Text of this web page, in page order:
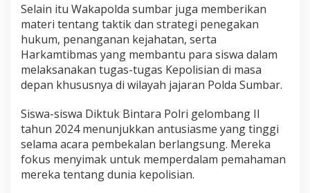
Selain itu Wakapolda sumbar juga memberikan
materi tentang taktik dan strategi penegakan
hukum, penanganan kejahatan, serta
Harkamtibmas yang membantu para siswa dalam
melaksanakan tugas-tugas Kepolisian di masa
depan khususnya di wilayah jajaran Polda Sumbar.
Siswa-siswa Diktuk Bintara Polri gelombang Il
tahun 2024 menunjukkan antusiasme yang tinggi
selama acara pembekalan berlangsung. Mereka
fokus menyimak untuk memperdalam pemahaman
mereka tentang dunia kepolisian.